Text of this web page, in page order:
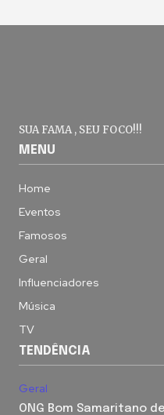
SUA FAMA , SEU FOCO!!!
MENU
Home
Eventos
Famosos
Geral
Influenciadores
Música
TV
TENDÊNCIA
Geral
ONG Bom Samaritano